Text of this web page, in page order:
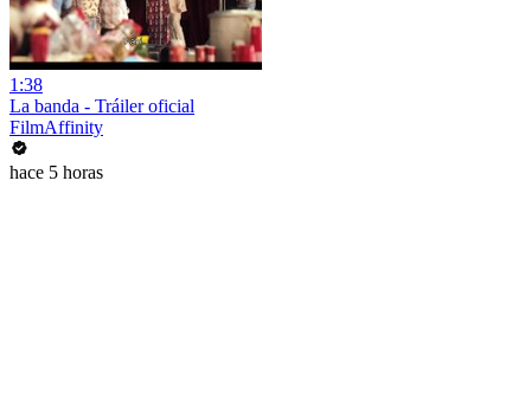
1:38
La banda - Tráiler oficial
FilmAffinity
hace 5 horas